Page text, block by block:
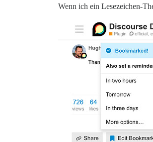
Wenn ich ein Lesezeichen-